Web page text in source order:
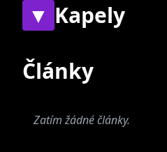
▼ Kapely
Současné
Články
Zatím žádné články.